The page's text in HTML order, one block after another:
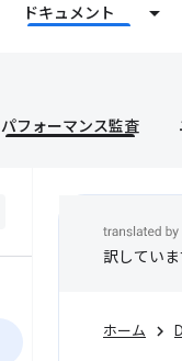
ドキュメント
パフォーマンス監査
訳してい
ホーム